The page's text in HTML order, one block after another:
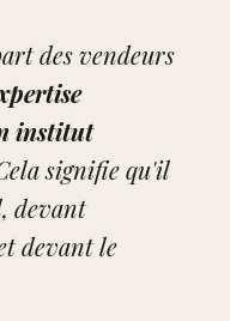
des vendeurs
institut
signifie qu'il
devant
devant le